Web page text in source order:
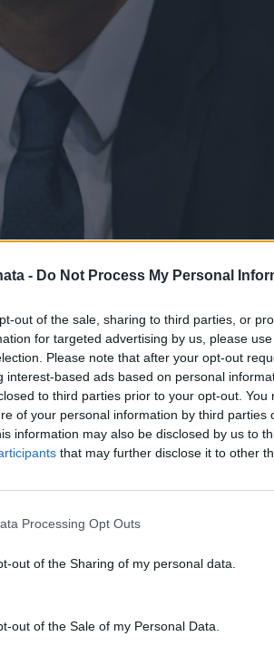
- Do Not Process My Personal
out of the sale, sharing to third parties, or
for targeted advertising by us, please
Please note that after your opt-out
interest-based ads based on personal
to third parties prior to your opt-out.
of your personal information by third parties
information may also be disclosed by us to
that may further disclose it to other
Processing Opt Outs
out of the Sharing of my personal data.
out of the Sale of my Personal Data.